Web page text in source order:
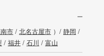
市/ 北名古屋市）/ 静岡 /
/ 福井/ 石川 / 富山